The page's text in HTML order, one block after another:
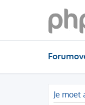
Je moet